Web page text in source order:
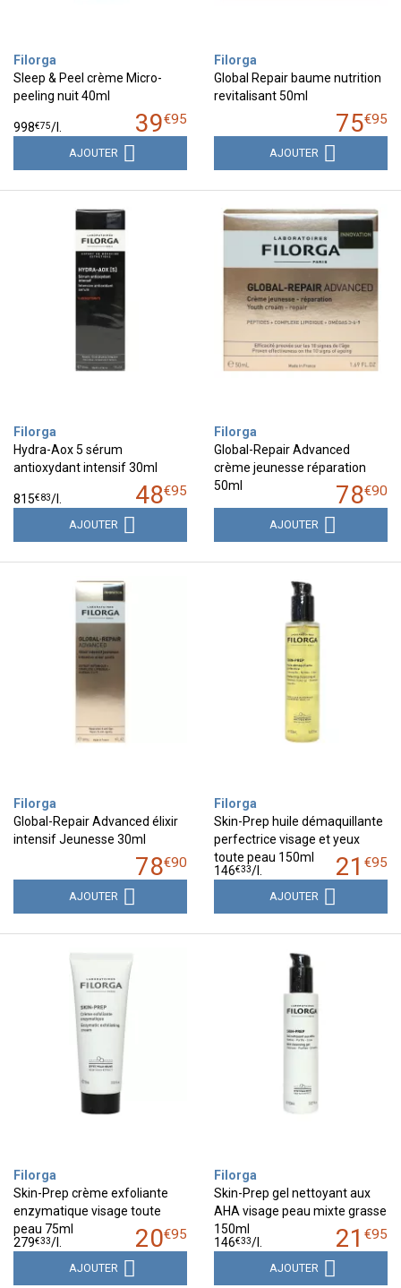
Filorga
Sleep & Peel crème Micro-
peeling nuit 40ml
39€95
998€75/l.
AJOUTER
Filorga
Global Repair baume nutrition
revitalisant 50ml
75€95
AJOUTER
Filorga
Hydra-Aox 5 sérum
antioxydant intensif 30ml
48€95
815€83/l.
AJOUTER
Filorga
Global-Repair Advanced
crème jeunesse réparation
50ml
78€90
AJOUTER
Filorga
Global-Repair Advanced élixir
intensif Jeunesse 30ml
78€90
AJOUTER
Filorga
Skin-Prep huile démaquillante
perfectrice visage et yeux
toute peau 150ml
21 €95
146€33/l.
AJOUTER
Filorga
Skin-Prep crème exfoliante
enzymatique visage toute
peau 75ml
20€95
279€33/l.
AJOUTER
Filorga
Skin-Prep gel nettoyant aux
AHA visage peau mixte grasse
150ml
21 €95
146€33/l.
AJOUTER